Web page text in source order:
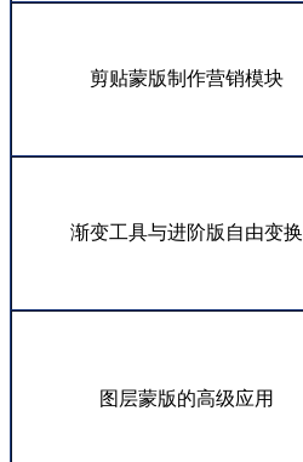
剪贴蒙版制作营销模块
渐变工具与进阶版自由变换
图层蒙版的高级应用